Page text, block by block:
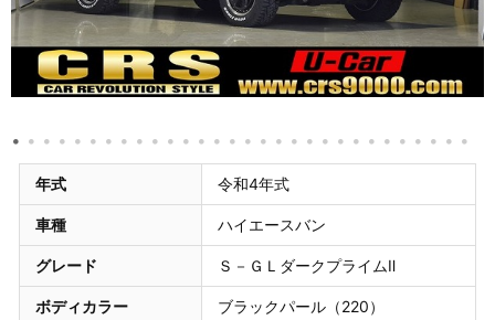
年式 令和4年式
車種 ハイエースバン
グレード Ｓ－ＧＬダークプライムⅡ
ボディカラー ブラックパール（220）